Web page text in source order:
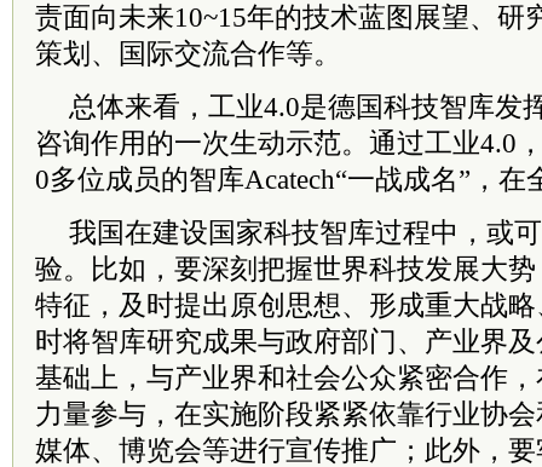
责面向未来10~15年的技术蓝图展望、研
策划、国际交流合作等。
总体来看，工业4.0是德国科技智库发
咨询作用的一次生动示范。通过工业4.0
0多位成员的智库Acatech“一战成名”，
我国在建设国家科技智库过程中，或
验。比如，要深刻把握世界科技发展大
特征，及时提出原创思想、形成重大战
时将智库研究成果与政府部门、产业界
基础上，与产业界和社会公众紧密合作
力量参与，在实施阶段紧紧依靠行业协
媒体、博览会等进行宣传推广；此外，